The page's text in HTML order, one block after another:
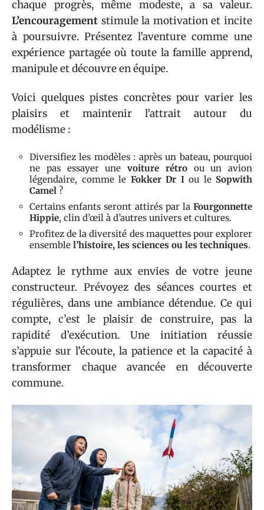
chaque progrès, même modeste, a sa valeur.
L’encouragement stimule la motivation et incite
à poursuivre. Présentez l’aventure comme une
expérience partagée où toute la famille apprend,
manipule et découvre en équipe.
Voici quelques pistes concrètes pour varier les
plaisirs et maintenir l’attrait autour du
modélisme :
Diversifiez les modèles : après un bateau, pourquoi
ne pas essayer une voiture rétroou un avion
légendaire, comme le Fokker Dr Iou le Sopwith
Camel ?
Certains enfants seront attirés par la Fourgonnette
Hippie, clin d’œil à d’autres univers et cultures.
Profitez de la diversité des maquettes pour explorer
ensemble l’histoire, les sciences ou les techniques.
Adaptez le rythme aux envies de votre jeune
constructeur. Prévoyez des séances courtes et
régulières, dans une ambiance détendue. Ce qui
compte, c’est le plaisir de construire, pas la
rapidité d’exécution. Une initiation réussie
s’appuie sur l’écoute, la patience et la capacité à
transformer chaque avancée en découverte
commune.